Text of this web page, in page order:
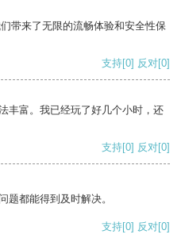
带来了无限的流畅体验和安全性保
支持[0] 反对[0]
丰富。我已经玩了好几个小时，还
支持[0] 反对[0]
题都能得到及时解决。
支持[0] 反对[0]